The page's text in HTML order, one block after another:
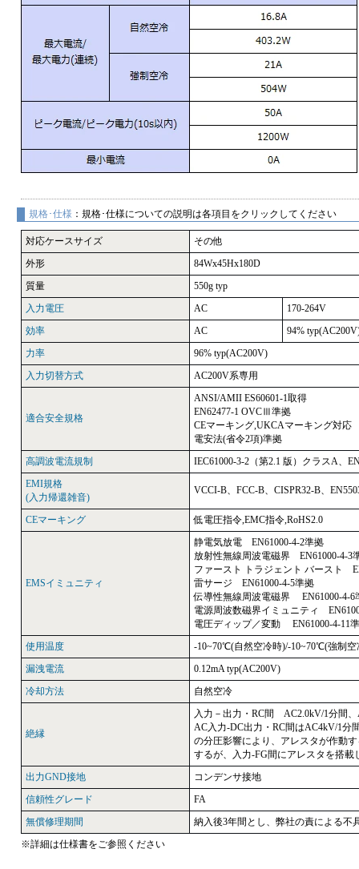
規格･仕様 ：規格･仕様についての説明は各項目をクリックしてください
対応ケースサイズ
その他
外形
84Wx45Hx180D
質量
550g typ
入力電圧
AC
170-264V
効率
AC
94%
力率
96% typ(AC200V)
入力切替方式
AC200V系専用
適合安全規格
ANSI/AMII ES60601-1取得
EN62477-1 OVCⅢ準拠
CEマーキング,UKCAマーキング対応
電安法(省令2項)準拠
高調波電流規制
IEC61000-3-2（第2.1 版）クラスA、
EMI規格
(入力帰還雑音)
VCCI-B、FCC-B、CISPR32-B、
CEマーキング 低電圧指令,EMC指令,RoHS2.0
EMSイミュニティ
静電気放電 EN61000-4-2準拠
放射性無線周波電磁界 EN61000-4-3
ファースト トラジェント バースト
雷サージ EN61000-4-5準拠
伝導性無線周波電磁界 EN61000-4-6
電源周波数磁界イミュニティ
電圧ディップ／変動 EN61000-4-11
使用温度
-10~70℃(自然空冷時)/-10~70℃(強制空
漏洩電流
0.12mA typ(AC200V)
冷却方法
自然空冷
絶縁
入力－出力・RC間 AC2.0kV/1分間
AC入力-DC出力・RC間はAC4kV/1分
の分圧影響により、アレスタが作動
するが、入力-FG間にアレスタを搭
出力GND接地
コンデンサ接地
信頼性グレード
FA
無償修理期間
納入後3年間とし、弊社の責による不
※詳細は仕様書をご参照ください